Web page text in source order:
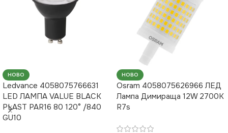
НАЧИН НА МОНТАЖ
Повърхностен
НОВО
Ledvance 4058075766631
LED ЛАМПА VALUE BLACK
PLAST PAR16 80 120° /840
GU10
НОВО
Osram 4058075626966 ЛЕД
Лампа Димираща 12W 2700K
R7s